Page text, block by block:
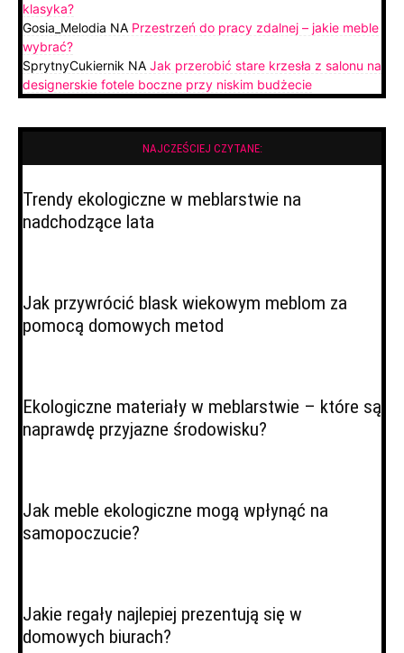
klasyka?
Gosia_Melodia NA Przestrzeń do pracy zdalnej – jakie meble
wybrać?
SprytnyCukiernik NA Jak przerobić stare krzesła z salonu na
designerskie fotele boczne przy niskim budżecie
NAJCZEŚCIEJ CZYTANE:
Trendy ekologiczne w meblarstwie na
nadchodzące lata
Jak przywrócić blask wiekowym meblom za
pomocą domowych metod
Ekologiczne materiały w meblarstwie – które są
naprawdę przyjazne środowisku?
Jak meble ekologiczne mogą wpłynąć na
samopoczucie?
Jakie regały najlepiej prezentują się w
domowych biurach?